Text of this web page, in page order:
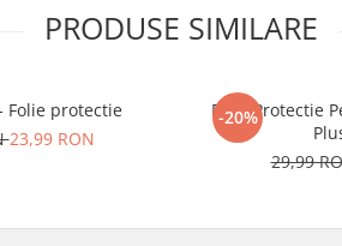
NU
in
PRODUSE SIMILARE
Folie protectie
23,99 RON
-20%
Folie Protectie
29,99